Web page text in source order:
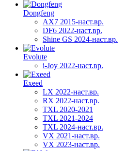
Dongfeng
AX7 2015-наст.вр.
DF6 2022-наст.вр.
Shine GS 2024-наст.вр.
Evolute
i-Joy 2022-наст.вр.
Exeed
LX 2022-наст.вр.
RX 2022-наст.вр.
TXL 2020-2021
TXL 2021-2024
TXL 2024-наст.вр.
VX 2021-наст.вр.
VX 2023-наст.вр.